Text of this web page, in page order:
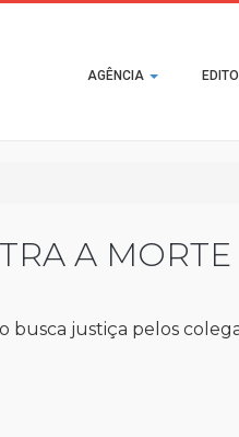
Main
navigation
AGÊNCIA
A
justiça pelos